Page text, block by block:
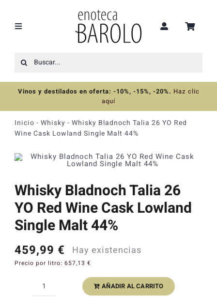
contenido
Toggle
Recomendaciones
Ofertas
Colecciones
Vinos
Destilados
Catas y Actividades
Buscar:
Vinos y destilados en oferta: -10%, -15%, -20%. Haz clic
aquí
Inicio - Whisky - Whisky Bladnoch Talia 26 YO Red
Wine Cask Lowland Single Malt 44%
Whisky Bladnoch Talia 26
YO Red Wine Cask Lowland
Single Malt 44%
459,99 € Hay existencias
Precio por litro: 657,13 €
Whisky
AÑADIR AL CARRITO